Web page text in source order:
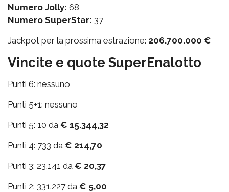
Numero Jolly: 68
Numero SuperStar: 37
Jackpot per la prossima estrazione: 206.700.000 €
Vincite e quote SuperEnalotto
Punti 6: nessuno
Punti 5+1: nessuno
Punti 5: 10 da € 15.344,32
Punti 4: 733 da € 214,70
Punti 3: 23.141 da € 20,37
Punti 2: 331.227 da € 5,00